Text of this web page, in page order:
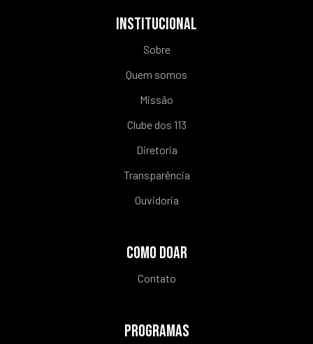
INSTITUCIONAL
Sobre
Quem somos
Missão
Clube dos 113
Diretoria
Transparência
Ouvidoria
COMO DOAR
Contato
PROGRAMAS